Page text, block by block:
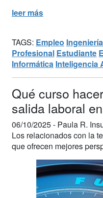
leer más
TAGS: Empleo
Profesional Estudiante
Informática Inteligencia
Qué curso
salida laboral
06/10/2025 - Paula R.
Los relacionados con la
que ofrecen mejores